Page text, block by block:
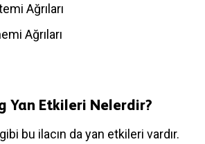
Ağrıları
Ağrıları
Yan Etkileri Nelerdir?
bu ilacın da yan etkileri vardır.